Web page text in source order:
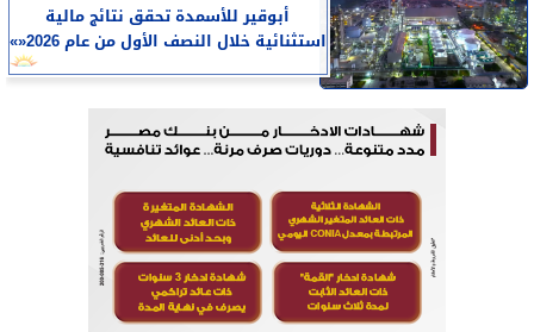
أبوقير للأسمدة تحقق نتائج مالية
استثنائية خلال النصف الأول من عام 2026«»